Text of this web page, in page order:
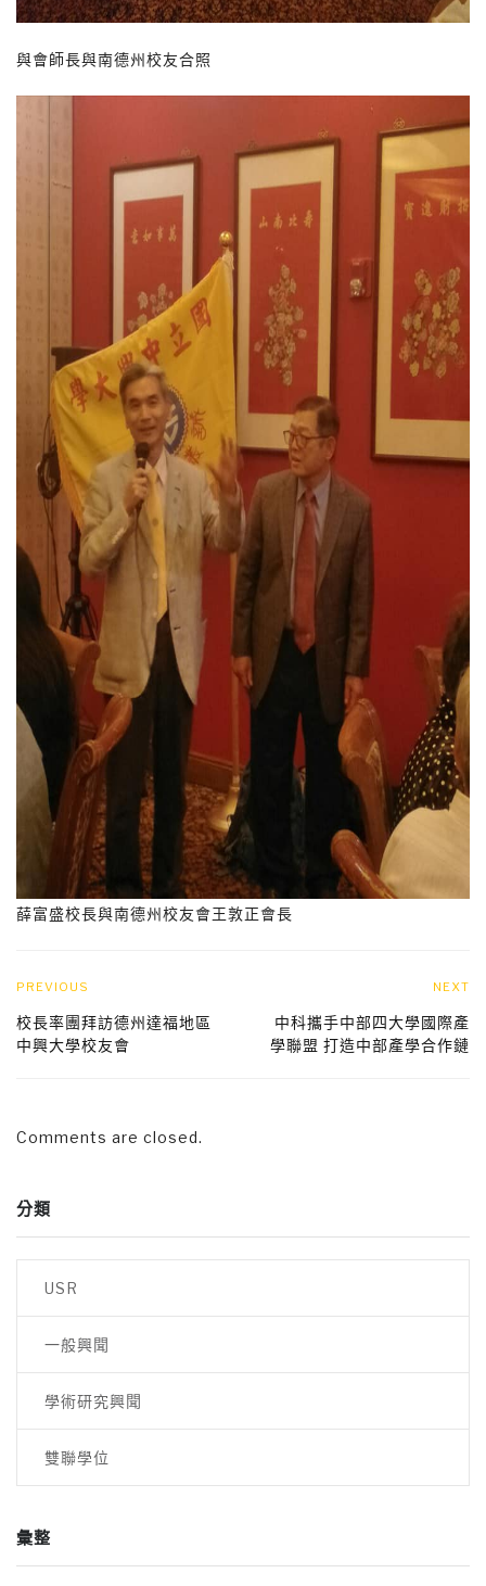
與會師長與南德州校友合照
薛富盛校長與南德州校友會王敦正會長
PREVIOUS
校長率團拜訪德州達福地區
中興大學校友會
NEXT
中科攜手中部四大學國際產
學聯盟 打造中部產學合作鏈
Comments are closed.
分類
USR
一般興聞
學術研究興聞
雙聯學位
彙整